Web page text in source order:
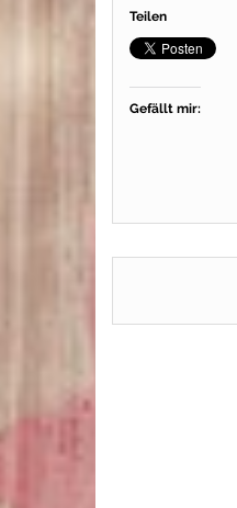
Teilen
Gefällt mir: